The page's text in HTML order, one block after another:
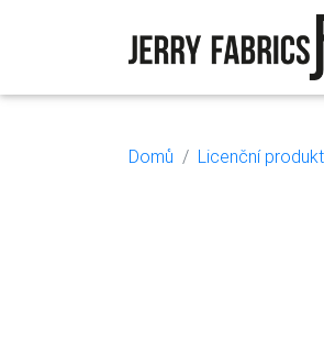
Domů Licenční